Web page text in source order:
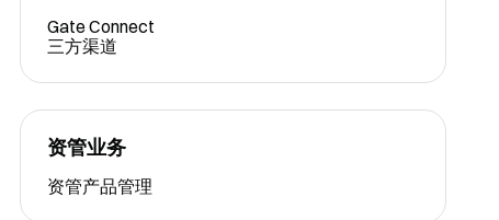
Gate Connect
三方渠道
资管业务
资管产品管理